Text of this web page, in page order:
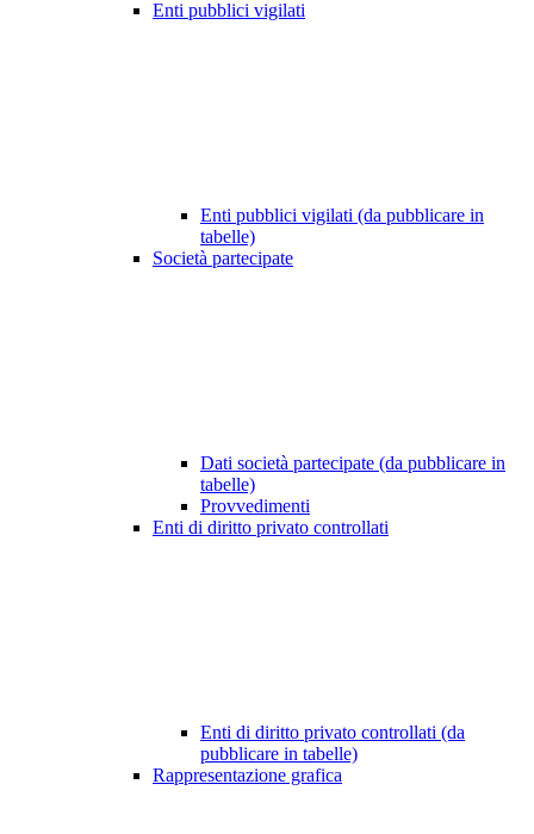
Enti pubblici vigilati
Enti pubblici vigilati (da pubblicare in
tabelle)
Società partecipate
Dati società partecipate (da pubblicare in
tabelle)
Provvedimenti
Enti di diritto privato controllati
Enti di diritto privato controllati (da
pubblicare in tabelle)
Rappresentazione grafica